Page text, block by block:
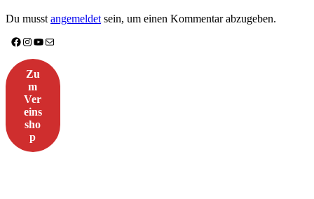
Du musst angemeldet sein, um einen Kommentar abzugeben.
Facebook
Instagram
YouTube
E-Mail
Zu
m
Ver
eins
sho
p